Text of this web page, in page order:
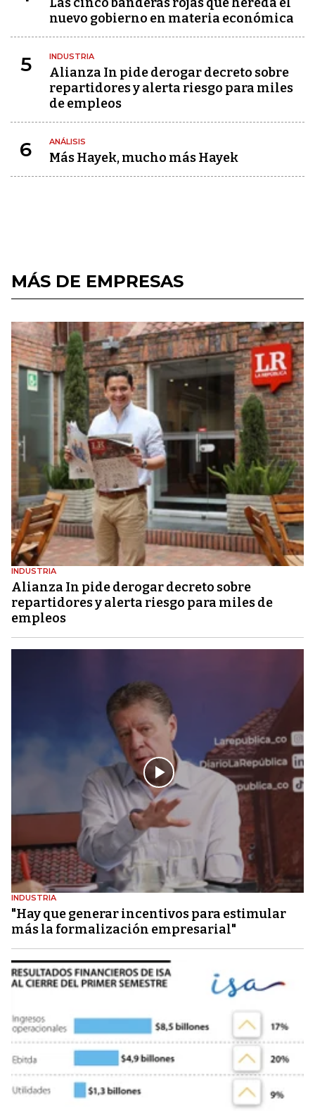
nuevo gobierno en materia económica
5 INDUSTRIA
Alianza In pide derogar decreto sobre
repartidores y alerta riesgo para miles
de empleos
6 ANÁLISIS
Más Hayek, mucho más Hayek
MÁS DE EMPRESAS
INDUSTRIA
Alianza In pide derogar decreto sobre
repartidores y alerta riesgo para miles de
empleos
INDUSTRIA
"Hay que generar incentivos para estimular
más la formalización empresarial"